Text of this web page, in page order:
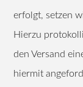
erfolgt, setzen
Hierzu
den Versand
hiermit